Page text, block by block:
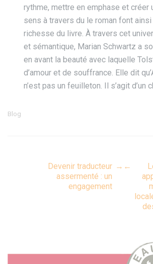
rythme, mettre en emphase et créer
sens à travers du le roman font
richesse du livre. À travers cet
et sémantique, Marian Schwartz a
en avant la beauté avec laquelle
d’amour et de souffrance. Elle dit
n’est pas un feuilleton. Il s’agit d’un
Blog
Post
navigation
←
Devenir traducteur
assermenté : un
engagement
→